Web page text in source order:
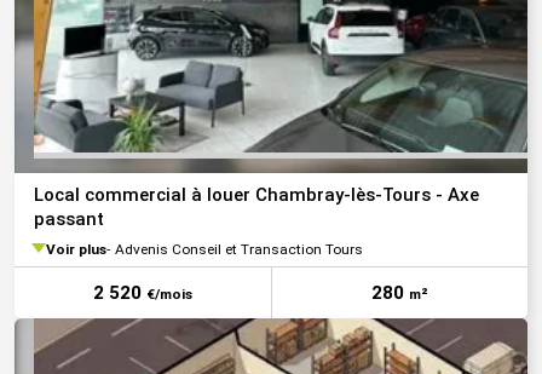
Local commercial à louer Chambray-lès-Tours - Axe
passant
Voir plus Advenis Conseil et Transaction Tours
2 520 €/mois 280 m²